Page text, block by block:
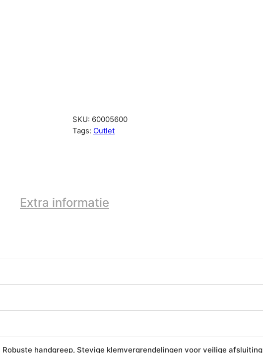
SKU: 60005600
Tags: Outlet
Extra informatie
handgreep, Stevige klemvergrendelingen voor veilige afsluiting